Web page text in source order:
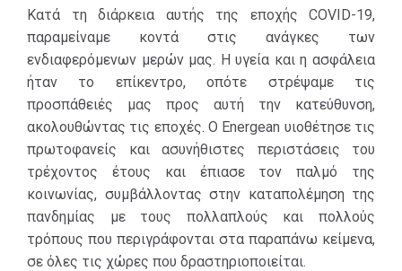
τη βελτίωση της
υποδομής των
νοσοκομείων και
άλλων δομών υγείας
και κοινωνικών
φορέων που
αγωνίζονται στην
πρώτη γραμμή αυτής
της πανδημίας. Κατά
τη συμμετοχή των
συναδέλφων μας, ο
Energean
Κατά τη διάρκεια αυτής της εποχής COVID-19,
παραμείναμε κοντά στις ανάγκες των
ενδιαφερόμενων μερών μας. Η υγεία και η ασφάλεια
ήταν το επίκεντρο, οπότε στρέψαμε τις
προσπάθειές μας προς αυτή την κατεύθυνση,
ακολουθώντας τις εποχές. Ο Energean υιοθέτησε τις
πρωτοφανείς και ασυνήθιστες περιστάσεις του
τρέχοντος έτους και έπιασε τον παλμό της
κοινωνίας, συμβάλλοντας στην καταπολέμηση της
πανδημίας με τους πολλαπλούς και πολλούς
τρόπους που περιγράφονται στα παραπάνω κείμενα,
σε όλες τις χώρες που δραστηριοποιείται.